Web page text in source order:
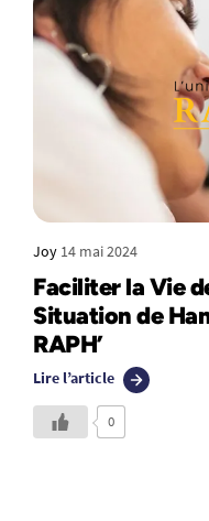
Joy 14 mai 2024
Faciliter la Vie
Situation de
RAPH’
Lire l’article
0